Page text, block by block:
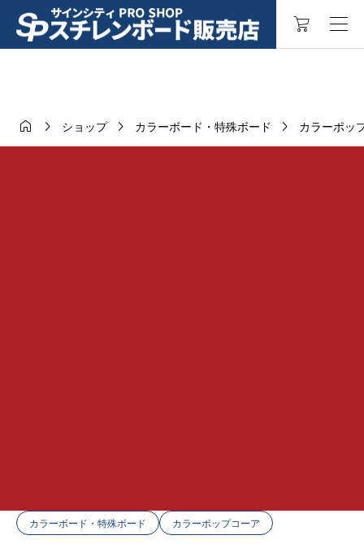
  ショップ  カラーボード・特殊ボード  カラーポッ
カラーボード・特殊ボード カラーポップコーア